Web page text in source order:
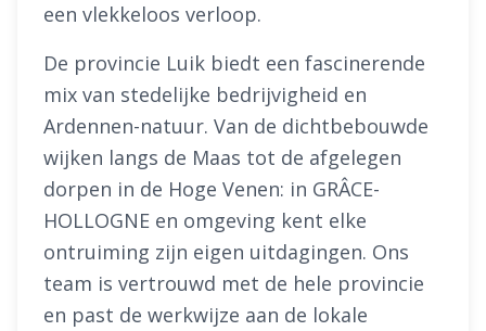
een vlekkeloos verloop.
De provincie Luik biedt een fascinerende
mix van stedelijke bedrijvigheid en
Ardennen-natuur. Van de dichtbebouwde
wijken langs de Maas tot de afgelegen
dorpen in de Hoge Venen: in GRÂCE-
HOLLOGNE en omgeving kent elke
ontruiming zijn eigen uitdagingen. Ons
team is vertrouwd met de hele provincie
en past de werkwijze aan de lokale